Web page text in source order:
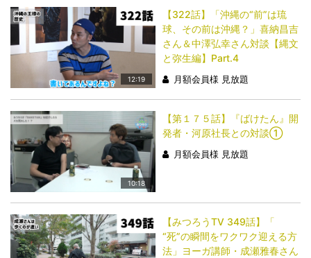
12:19
【322話】「沖縄の“前”は琉
球、その前は沖縄？」喜納昌吉
さん＆中澤弘幸さん対談【縄文
と弥生編】Part.4
月額会員様 見放題
10:18
【第１７５話】『ばけたん』開
発者・河原社長との対談①
月額会員様 見放題
【みつろうTV 349話】「​​​​​​​
“死”の瞬間をワクワク迎える方
法」ヨーガ講師・成瀬雅春さん